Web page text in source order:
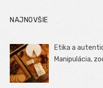
NAJNOVŠIE
Etika a
Manipulácia,